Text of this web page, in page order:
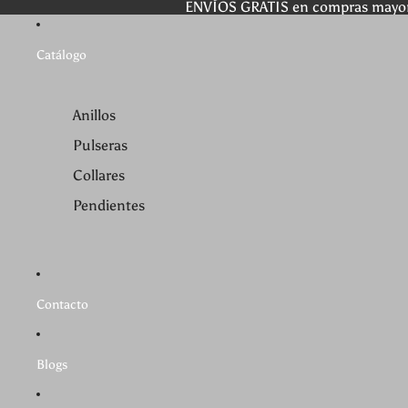
ENVÍOS GRATIS en compras
Catálogo
Anillos
Pulseras
Collares
Pendientes
Contacto
Blogs